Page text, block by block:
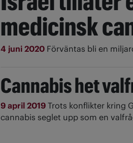
medicinsk
4 juni 2020 Förväntas bli en
Cannabis het
9 april 2019 Trots konflikter kring
cannabis seglet upp som en